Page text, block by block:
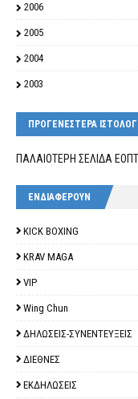
2006
2005
2004
2003
ΠΡΟΓΕΝΕΣΤΕΡΑ
ΠΑΛΑΙΟΤΕΡΗ ΣΕΛΙΔΑ ΕΟΠΤ
ΕΝΔΙΑΦΕΡΟΥΝ
KICK BOXING
KRAV MAGA
VIP
Wing Chun
ΔΗΛΩΣΕΙΣ-ΣΥΝΕΝΤΕΥΞΕΙΣ
ΔΙΕΘΝΕΣ
ΕΚΔΗΛΩΣΕΙΣ